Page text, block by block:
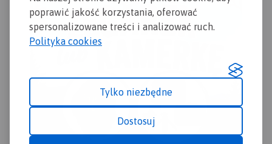
poprawić jakość korzystania, oferować
spersonalizowane treści i analizować ruch.
Polityka cookies
Tylko niezbędne
Dostosuj
pieszych, rowerowych,
konnych, nordic walking i
konnych, łącznie z
kilometrażem.